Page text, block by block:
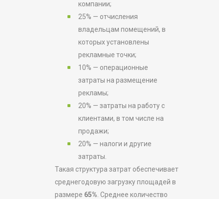
компании;
25% — отчисления
владельцам помещений, в
которых установлены
рекламные точки;
10% — операционные
затраты на размещение
рекламы;
20% — затраты на работу с
клиентами, в том числе на
продажи;
20% — налоги и другие
затраты.
Такая структура затрат обеспечивает
среднегодовую загрузку площадей в
размере 65% . Среднее количество